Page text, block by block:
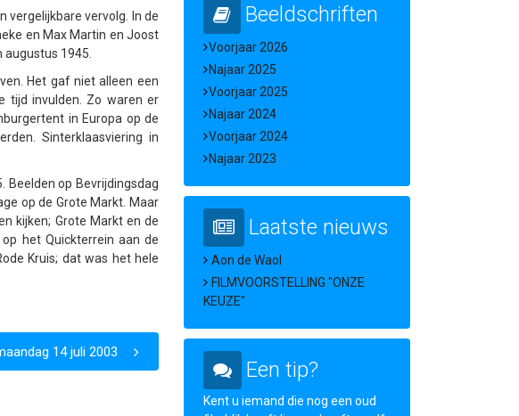
vergelijkbare vervolg.
In de
en Max Martin en Joost
1945.
Het gaf niet alleen een
tijd invulden. Zo waren er
in Europa op de
Sinterklaasviering in
Beelden op Bevrijdingsdag
op de Grote Markt. Maar
kijken; Grote Markt en de
het Quickterrein aan de
Kruis; dat was het hele
14 juli 2003
Beeldschriften
Voorjaar 2026
Najaar 2025
Voorjaar 2025
Najaar 2024
Voorjaar 2024
Najaar 2023
Laatste nieuws
Aon de Waol
FILMVOORSTELLING "ONZE
KEUZE"
Een tip?
Kent u iemand die nog een oud